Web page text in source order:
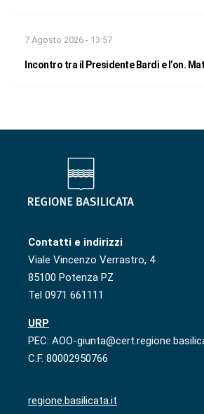
7 Agosto 2026 - 13:57
Incontro tra il Presidente Bardi e l’on.
Contatti e indirizzi
Viale Vincenzo Verrastro, 4
85100 Potenza PZ
Tel 0971 661111
URP
PEC: AOO-
C.F. 80002950766
regione.basilicata.it